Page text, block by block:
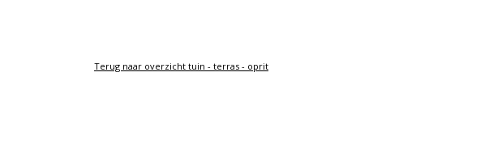
Terug naar overzicht tuin - terras - oprit